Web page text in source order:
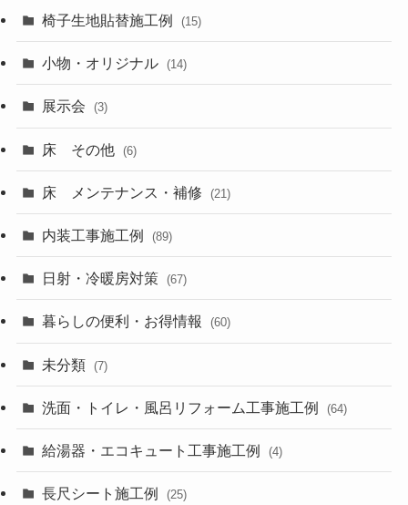
椅子生地貼替施工例 (15)
小物・オリジナル (14)
展示会 (3)
床 その他 (6)
床 メンテナンス・補修 (21)
内装工事施工例 (89)
日射・冷暖房対策 (67)
暮らしの便利・お得情報 (60)
未分類 (7)
洗面・トイレ・風呂リフォーム工事施工例 (64)
給湯器・エコキュート工事施工例 (4)
長尺シート施工例 (25)